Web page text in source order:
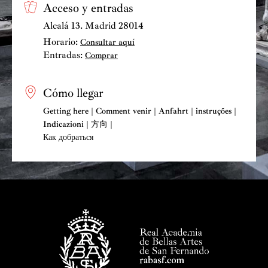
Arte Contemporáneo” cedía en comodato los fondos
artísticos actuales y futuras adquisiciones de su
colección para el disfrute público por periodos
prorrogables.
colección de arte contemporáneo español desde 1916
hasta la actualidad. Sus funciones principales son
mostrar y estudiar el arte contemporáneo a través de
proyectos específicos y programas de exposiciones, así
ineludible para su estudio y difusión a nivel nacional e
internacional.
reunido un conjunto de 1.120 esculturas, pinturas, obras
sobre papel, fotografías, videos e instalaciones donde
aparecen representados la mayor parte de artistas
españoles o que, habiendo nacido en otros países, han
Acceso y entradas
Alcalá 13. Madrid 28014
Horario: Consultar aquí
Entradas: Comprar
Cómo llegar
Getting here | Comment venir | Anfahrt | instruções |
Indicazioni | 方向 |
Как добраться